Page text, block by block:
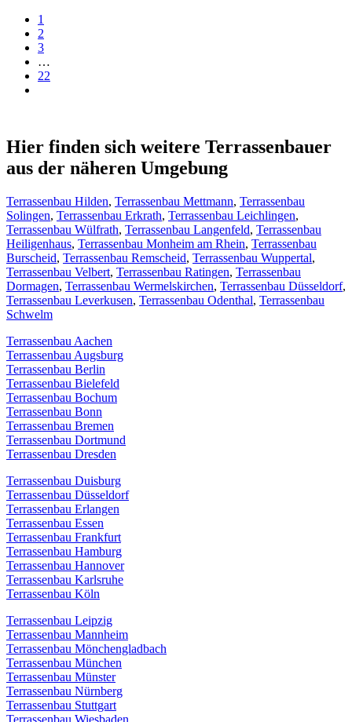
1
2
3
…
22
Hier finden sich weitere Terrassenbauer
aus der näheren Umgebung
Terrassenbau Hilden, Terrassenbau Mettmann, Terrassenbau
Solingen, Terrassenbau Erkrath, Terrassenbau Leichlingen,
Terrassenbau Wülfrath, Terrassenbau Langenfeld, Terrassenbau
Heiligenhaus, Terrassenbau Monheim am Rhein, Terrassenbau
Burscheid, Terrassenbau Remscheid, Terrassenbau Wuppertal,
Terrassenbau Velbert, Terrassenbau Ratingen, Terrassenbau
Dormagen, Terrassenbau Wermelskirchen, Terrassenbau Düsseldorf,
Terrassenbau Leverkusen, Terrassenbau Odenthal, Terrassenbau
Schwelm
Terrassenbau Aachen
Terrassenbau Augsburg
Terrassenbau Berlin
Terrassenbau Bielefeld
Terrassenbau Bochum
Terrassenbau Bonn
Terrassenbau Bremen
Terrassenbau Dortmund
Terrassenbau Dresden
Terrassenbau Duisburg
Terrassenbau Düsseldorf
Terrassenbau Erlangen
Terrassenbau Essen
Terrassenbau Frankfurt
Terrassenbau Hamburg
Terrassenbau Hannover
Terrassenbau Karlsruhe
Terrassenbau Köln
Terrassenbau Leipzig
Terrassenbau Mannheim
Terrassenbau Mönchengladbach
Terrassenbau München
Terrassenbau Münster
Terrassenbau Nürnberg
Terrassenbau Stuttgart
Terrassenbau Wiesbaden